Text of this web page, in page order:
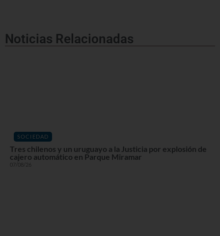
Noticias Relacionadas
SOCIEDAD
Tres chilenos y un uruguayo a la Justicia por explosión de
cajero automático en Parque Miramar
07/08/26